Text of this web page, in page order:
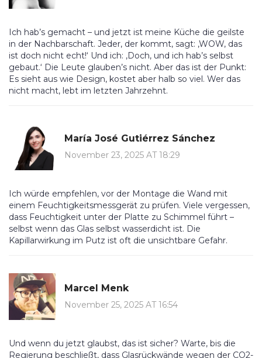
Ich hab’s gemacht – und jetzt ist meine Küche die geilste
in der Nachbarschaft. Jeder, der kommt, sagt: ‚WOW, das
ist doch nicht echt!‘ Und ich: ‚Doch, und ich hab’s selbst
gebaut.‘ Die Leute glauben’s nicht. Aber das ist der Punkt:
Es sieht aus wie Design, kostet aber halb so viel. Wer das
nicht macht, lebt im letzten Jahrzehnt.
María José Gutiérrez Sánchez
November 23, 2025 AT 18:29
Ich würde empfehlen, vor der Montage die Wand mit
einem Feuchtigkeitsmessgerät zu prüfen. Viele vergessen,
dass Feuchtigkeit unter der Platte zu Schimmel führt –
selbst wenn das Glas selbst wasserdicht ist. Die
Kapillarwirkung im Putz ist oft die unsichtbare Gefahr.
Marcel Menk
November 25, 2025 AT 16:54
Und wenn du jetzt glaubst, das ist sicher? Warte, bis die
Regierung beschließt, dass Glasrückwände wegen der CO2-